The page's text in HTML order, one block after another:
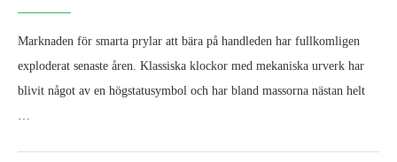
Marknaden för smarta prylar att bära på handleden har fullkomligen
exploderat senaste åren. Klassiska klockor med mekaniska urverk har
blivit något av en högstatusymbol och har bland massorna nästan helt
…